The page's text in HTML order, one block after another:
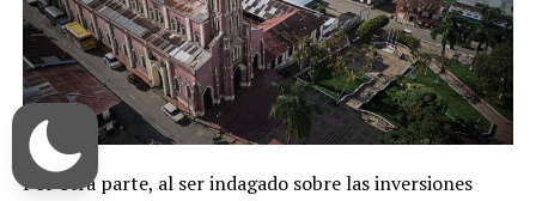
Por otra parte, al ser indagado sobre las inversiones